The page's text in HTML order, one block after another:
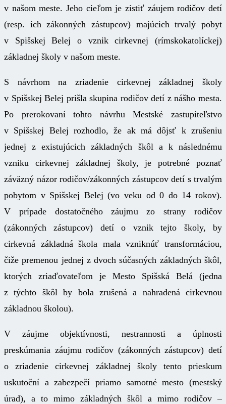
v našom meste. Jeho cieľom je zistiť záujem rodičov detí
(resp. ich zákonných zástupcov) majúcich trvalý pobyt
v Spišskej Belej o vznik cirkevnej (rímskokatolíckej)
základnej školy v našom meste.
S návrhom na zriadenie cirkevnej základnej školy
v Spišskej Belej prišla skupina rodičov detí z nášho mesta.
Po prerokovaní tohto návrhu Mestské zastupiteľstvo
v Spišskej Belej rozhodlo, že ak má dôjsť k zrušeniu
jednej z existujúcich základných škôl a k následnému
vzniku cirkevnej základnej školy, je potrebné poznať
záväzný názor rodičov/zákonných zástupcov detí s trvalým
pobytom v Spišskej Belej (vo veku od 0 do 14 rokov).
V prípade dostatočného záujmu zo strany rodičov
(zákonných zástupcov) detí o vznik tejto školy, by
cirkevná základná škola mala vzniknúť transformáciou,
čiže premenou jednej z dvoch súčasných základných škôl,
ktorých zriaďovateľom je Mesto Spišská Belá (jedna
z týchto škôl by bola zrušená a nahradená cirkevnou
základnou školou).
V záujme objektívnosti, nestrannosti a úplnosti
preskúmania záujmu rodičov (zákonných zástupcov) detí
o zriadenie cirkevnej základnej školy tento prieskum
uskutoční a zabezpečí priamo samotné mesto (mestský
úrad), a to mimo základných škôl a mimo rodičov –